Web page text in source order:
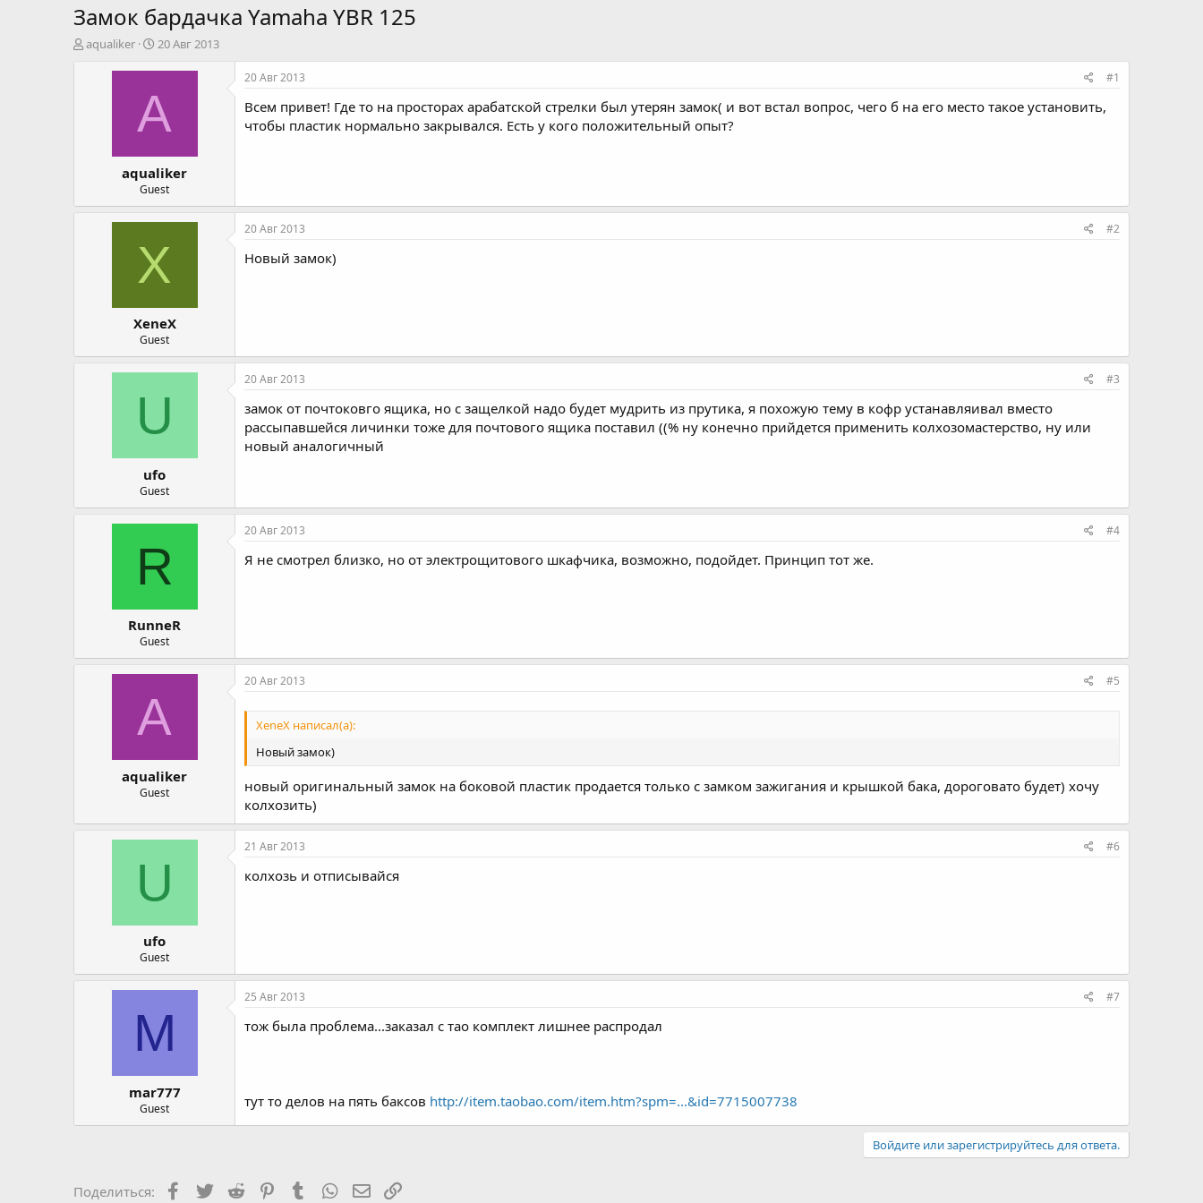
Замок бардачка Yamaha YBR 125
А
aqualiker
Д
т
н
а
а
л
а
20 Авг 2013
A
aqualiker
Guest
20 Авг 2013 #1
Всем привет! Где то на просторах арабатской стрелки был утерян замок( и вот встал вопрос, чего б на его место такое установить,
чтобы пластик нормально закрывался. Есть у кого положительный опыт?
X
XeneX
Guest
20 Авг 2013 #2
Новый замок)
U
ufo
Guest
20 Авг 2013 #3
замок от почтоковго ящика, но с защелкой надо будет мудрить из прутика, я похожую тему в кофр устанавляивал вместо
рассыпавшейся личинки тоже для почтового ящика поставил ((% ну конечно прийдется применить колхозомастерство, ну или
новый аналогичный
R
RunneR
Guest
20 Авг 2013 #4
Я не смотрел близко, но от электрощитового шкафчика, возможно, подойдет. Принцип тот же.
A
aqualiker
Guest
20 Авг 2013 #5
XeneX написал(а):
Новый замок)
новый оригинальный замок на боковой пластик продается только с замком зажигания и крышкой бака, дороговато будет) хочу
колхозить)
U
ufo
Guest
21 Авг 2013 #6
колхозь и отписывайся
M
mar777
Guest
25 Авг 2013 #7
тож была проблема...заказал с тао комплект лишнее распродал
тут то делов на пять баксов http://item.taobao.com/item.htm?spm=...&id=7715007738
Войдите или зарегистрируйтесь для ответа.
Поделиться: Facebook
TwitterReddit PinterestTumblrWhatsAppЭлектронная почта
Ссылка